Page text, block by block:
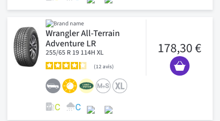
Wrangler All-Terrain
Adventure LR
255/65 R 19 114H XL
12 avis
178,30 €